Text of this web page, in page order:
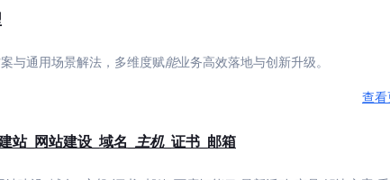
与通用场景解法，多维度赋能业务高效落地与创新升级。
查看
站_网站建设_域名_ 主机_证书_邮箱